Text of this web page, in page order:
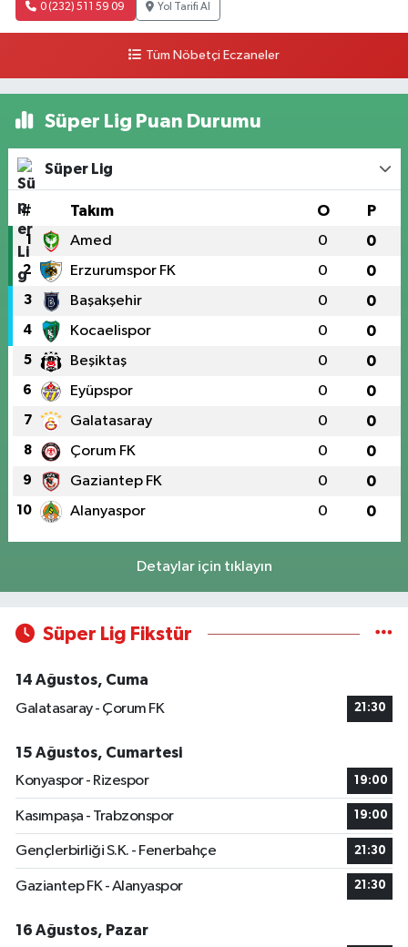
0 (232) 511 59 09 Yol Tarifi Al
Tüm Nöbetçi Eczaneler
Süper Lig Puan Durumu
Süper Lig
# Takım O P
1 Amed 0 0
2 Erzurumspor FK 0 0
3 Başakşehir 0 0
4 Kocaelispor 0 0
5 Beşiktaş 0 0
6 Eyüpspor 0 0
7 Galatasaray 0 0
8 Çorum FK 0 0
9 Gaziantep FK 0 0
10 Alanyaspor 0 0
Detaylar için tıklayın
Süper Lig Fikstür
14 Ağustos, Cuma
Galatasaray - Çorum FK
21:30
15 Ağustos, Cumartesi
Konyaspor - Rizespor
19:00
Kasımpaşa - Trabzonspor 19:00
Gençlerbirliği S.K. - Fenerbahçe 21:30
Gaziantep FK - Alanyaspor 21:30
16 Ağustos, Pazar